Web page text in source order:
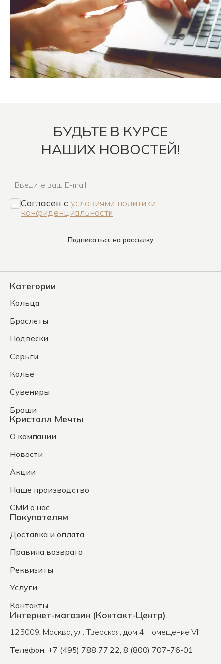
БУДЬТЕ В КУРСЕ
НАШИХ НОВОСТЕЙ!
Введите ваш E-mail
Согласен c условиями политики
конфиденциальности
Подписаться на рассылку
Категории
Кольца
Браслеты
Подвески
Серьги
Колье
Сувениры
Броши
Кристалл Мечты
О компании
Новости
Акции
Наше производство
СМИ о нас
Покупателям
Доставка и оплата
Правила возврата
Реквизиты
Услуги
Контакты
Интернет-магазин (Контакт-Центр)
125009, Москва, ул. Тверская, дом 4, помещение VII
Телефон: +7 (495) 788 77 22, 8 (800) 707-76-01